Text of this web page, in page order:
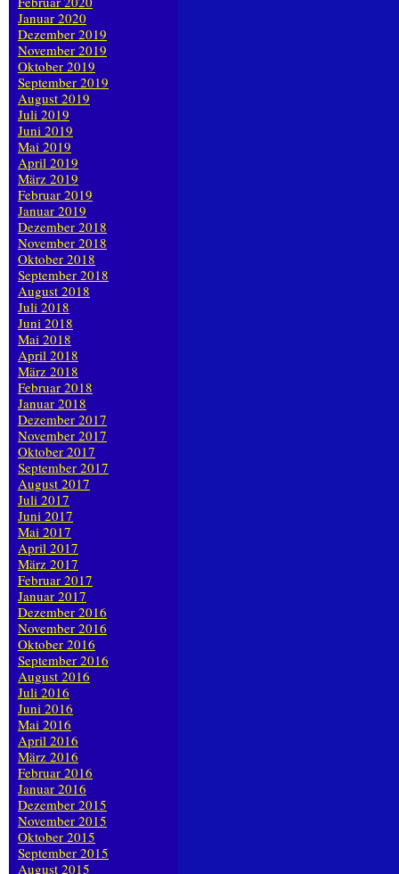
Januar 2020
Dezember 2019
November 2019
Oktober 2019
September 2019
August 2019
Juli 2019
Juni 2019
Mai 2019
April 2019
März 2019
Februar 2019
Januar 2019
Dezember 2018
November 2018
Oktober 2018
September 2018
August 2018
Juli 2018
Juni 2018
Mai 2018
April 2018
März 2018
Februar 2018
Januar 2018
Dezember 2017
November 2017
Oktober 2017
September 2017
August 2017
Juli 2017
Juni 2017
Mai 2017
April 2017
März 2017
Februar 2017
Januar 2017
Dezember 2016
November 2016
Oktober 2016
September 2016
August 2016
Juli 2016
Juni 2016
Mai 2016
April 2016
März 2016
Februar 2016
Januar 2016
Dezember 2015
November 2015
Oktober 2015
September 2015
August 2015